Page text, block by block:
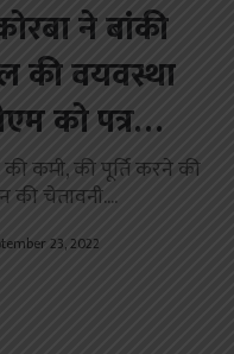
ने बांकी
की वयवस्था
को पत्र…
कमी, की पूर्ति करने की
की चेतावनी....
23, 2022